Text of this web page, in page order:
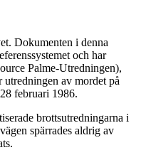
Dokumenten i denna
och har
Palme-Utredningen),
av mordet på
februari 1986.
brottsutredningarna i
spärrades aldrig av